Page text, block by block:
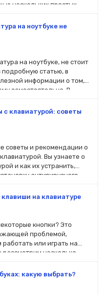
нескольких простых
Windows, которые
проблем в будущем.
на ноутбуке не
на ноутбуке, не стоит
подробную статью, в
информации о том,
самостоятельно. В
а также о том, что
Наша статья поможет
проблему с
с клавиатурой: советы
советы и рекомендации о
Вы узнаете о
и как их устранить,
антивирусного
ремонта и оптимизации
проблем, связанных с
на клавиатуре
кнопки? Это
проблемой,
или играть на
рассмотрим несколько
как очистить
также ответим на
какую выбрать?